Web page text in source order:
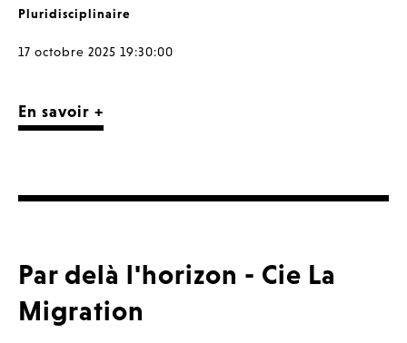
Pluridisciplinaire
17 octobre 2025 19:30:00
En savoir +
Par delà l'horizon - Cie La
Migration